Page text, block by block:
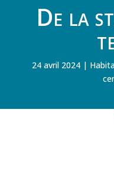
De la
24 avril 2024